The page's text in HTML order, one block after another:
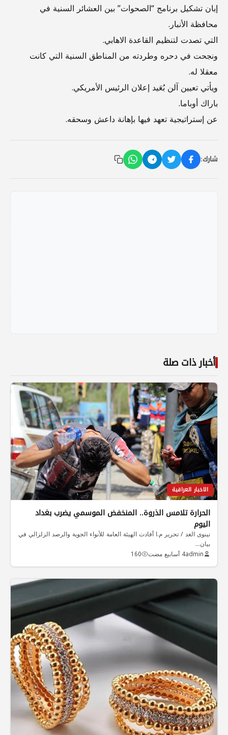
إبان تشكيل برنامج “الصحوات” بين العشائر السنية في
محافظة الأنبار.
التي تصدت لتنظيم القاعدة الاهابي.
ونجحت في دحره وطردته من المناطق السنية التي كانت
معقلا له.
ويأتي تعيين آلن بُعَيد إعلان الرئيس الأمريكي.
باراك أوباما.
عن إستراتيجية تعهد فيها بإهانة داعش وسحقه.
شارك:
أخبار ذات صلة
الاخبار العراقية
الحرارة تلامس الذروة.. المنخفض الموسمي يضرب بغداد
اليوم
نينوى الغد / تحرير م.ا أفادت الهيئة العامة للأنواء الجوية والرصد الزلزالي في
بيان…
admin4 أسابيع مضت 160